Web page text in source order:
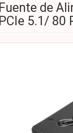
Fuente de
PCIe 5.1/ 80